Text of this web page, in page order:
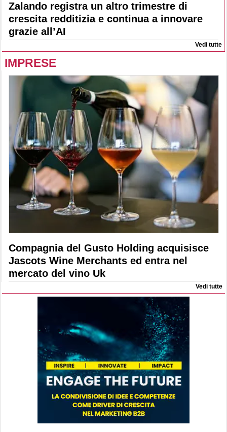
Zalando registra un altro trimestre di
crescita redditizia e continua a innovare
grazie all’AI
Vedi tutte
IMPRESE
Compagnia del Gusto Holding acquisisce
Jascots Wine Merchants ed entra nel
mercato del vino Uk
Vedi tutte